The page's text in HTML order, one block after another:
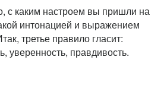
с каким настроем вы пришли на
интонацией и выражением
третье правило гласит:
уверенность, правдивость.